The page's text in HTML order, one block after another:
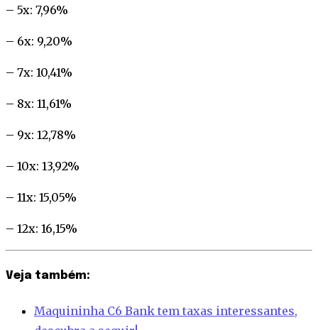
– 5x: 7,96%
– 6x: 9,20%
– 7x: 10,41%
– 8x: 11,61%
– 9x: 12,78%
– 10x: 13,92%
– 11x: 15,05%
– 12x: 16,15%
Veja também:
Maquininha C6 Bank tem taxas interessantes,